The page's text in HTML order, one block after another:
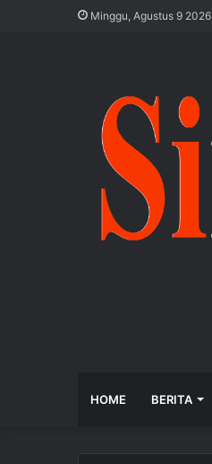
Minggu, Agustus 9 2026
HOME BERITA